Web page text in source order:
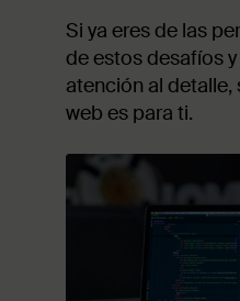
Si ya eres de las
de estos desafíos
atención al
web es para ti.